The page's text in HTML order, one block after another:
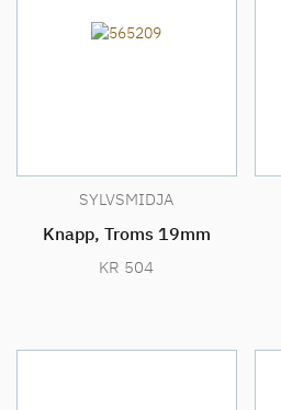
SYLVSMIDJA
Knapp, Troms 19mm
KR 504